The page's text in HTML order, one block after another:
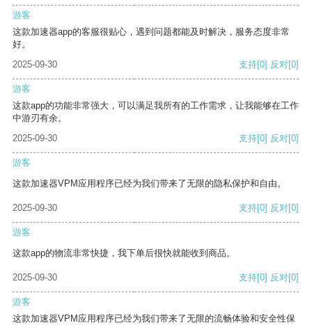
游客
这款加速器app的客服很贴心，遇到问题都能及时解决，服务态度非常
好。
2025-09-30
支持[0] 反对[0]
游客
这款app的功能非常强大，可以满足我所有的工作需求，让我能够在工作
中游刃有余。
2025-09-30
支持[0] 反对[0]
游客
这款加速器VPM应用程序已经为我们带来了无限的隐私保护和自由。
2025-09-30 支持[0] 反对[0]
游客
这款app的物流非常快捷，我下单后很快就能收到商品。
2025-09-30 支持[0] 反对[0]
游客
这款加速器VPM应用程序已经为我们带来了无限的流畅体验和安全性保